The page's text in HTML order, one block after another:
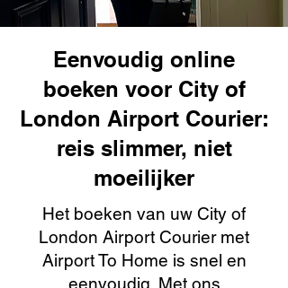
Eenvoudig online
boeken voor City of
London Airport Courier:
reis slimmer, niet
moeilijker
Het boeken van uw City of
London Airport Courier met
Airport To Home is snel en
eenvoudig. Met ons